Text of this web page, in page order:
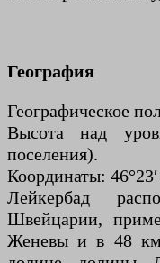
География
Географическое
Высота над
поселения).
Координаты:
Лейкербад
Швейцарии,
Женевы и в 48 км